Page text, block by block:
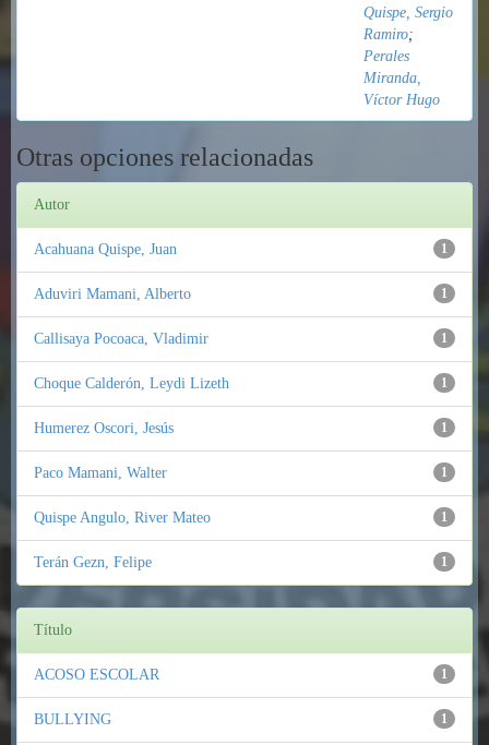
Quispe, Sergio
Ramiro;
Perales
Miranda,
Víctor Hugo
Otras opciones relacionadas
Autor
1
Acahuana Quispe, Juan
1
Aduviri Mamani, Alberto
1
Callisaya Pocoaca, Vladimir
1
Choque Calderón, Leydi Lizeth
1
Humerez Oscori, Jesús
1
Paco Mamani, Walter
1
Quispe Angulo, River Mateo
1
Terán Gezn, Felipe
Título
1
ACOSO ESCOLAR
1
BULLYING